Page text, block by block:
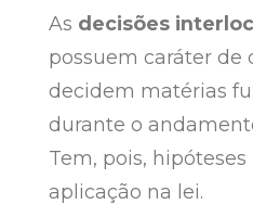
As decisões
possuem caráter de
decidem matérias
durante o
Tem, pois,
aplicação na lei.